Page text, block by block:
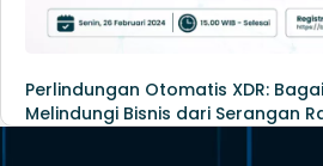
Perlindungan Otomatis XDR:
Melindungi Bisnis dari Serangan